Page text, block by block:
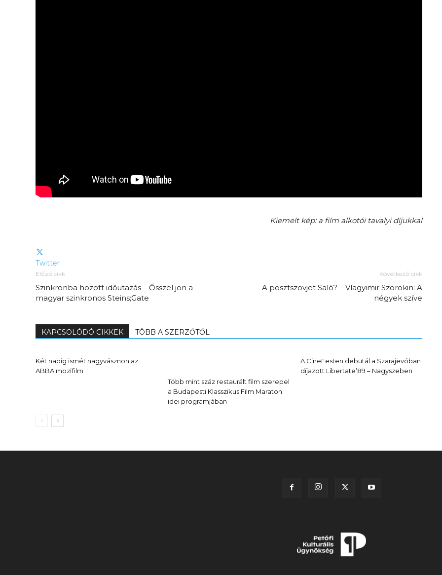
Kiemelt kép: a film alkotói tavalyi díjukkal
Twitter
Előző cikk
Szinkronba hozott időutazás – Ősszel jön a
magyar szinkronos Steins;Gate
Következő cikk
A posztszovjet Salò? – Vlagyimir Szorokin: A
négyek szíve
KAPCSOLÓDÓ CIKKEK TÖBB A SZERZŐTŐL
Két napig ismét nagyvásznon az
ABBA mozifilm
Több mint száz restaurált film szerepel
a Budapesti Klasszikus Film Maraton
idei programjában
A CineFesten debütál a Szarajevóban
díjazott Libertate’89 – Nagyszeben
Elveszítettük az
unatkozás képességét? –
Amurpodcast